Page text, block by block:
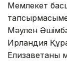
Мемлекет
Мәулен
Ирландия
Елизаветаны